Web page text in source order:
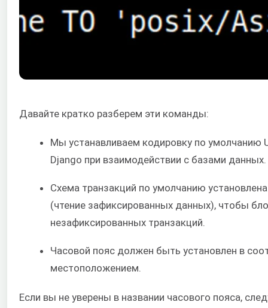
Давайте кратко разберем эти команды:
Мы устанавливаем кодировку по умолчанию
Django при взаимодействии с базами данных.
Схема транзакций по умолчанию
(чтение зафиксированных данных), чтобы
незафиксированных транзакций.
Часовой пояс должен быть установлен в
местоположением.
Если вы не уверены в названии часового пояса,